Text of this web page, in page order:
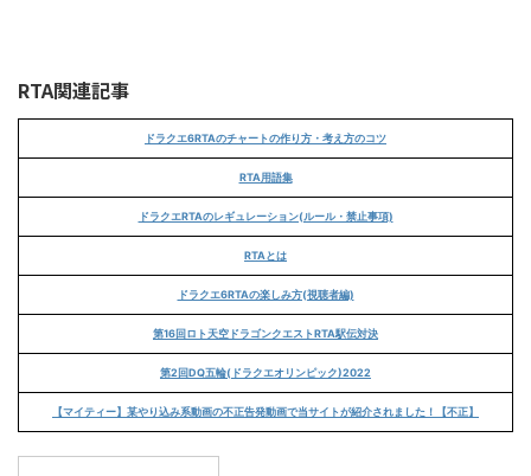
RTA関連記事
ドラクエ6RTAのチャートの作り方・考え方のコツ
RTA用語集
ドラクエRTAのレギュレーション(ルール・禁止事項)
RTAとは
ドラクエ6RTAの楽しみ方(視聴者編)
第16回ロト天空ドラゴンクエストRTA駅伝対決
第2回DQ五輪(ドラクエオリンピック)2022
【マイティー】某やり込み系動画の不正告発動画で当サイトが紹介されました！【不正】